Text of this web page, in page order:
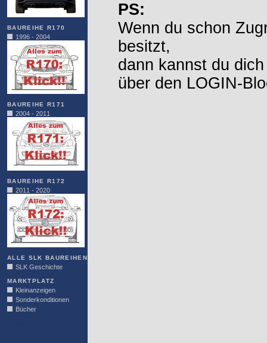
BAUREIHE R170
1996 - 2004
BAUREIHE R171
2004 - 2011
BAUREIHE R172
2011 - 2020
ALLE SLK BAUREIHEN
SLK Geschichte
MARKTPLATZ
Kleinanzeigen
Sonderkonditionen
Bücher
PS:
Wenn du schon
besitzt,
dann kannst du
über den LOGIN-